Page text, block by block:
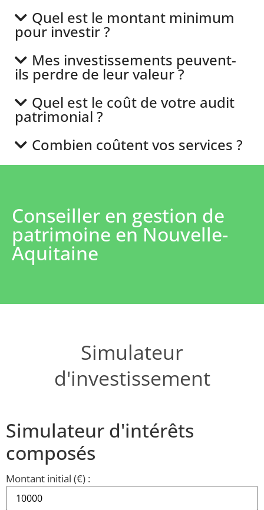
Quel est le montant minimum
pour investir ?
Mes investissements peuvent-
ils perdre de leur valeur ?
Quel est le coût de votre audit
patrimonial ?
Combien coûtent vos services ?
Conseiller en gestion de
patrimoine en Nouvelle-
Aquitaine
Simulateur
d'investissement
Simulateur d'intérêts
composés
Montant initial (€) :